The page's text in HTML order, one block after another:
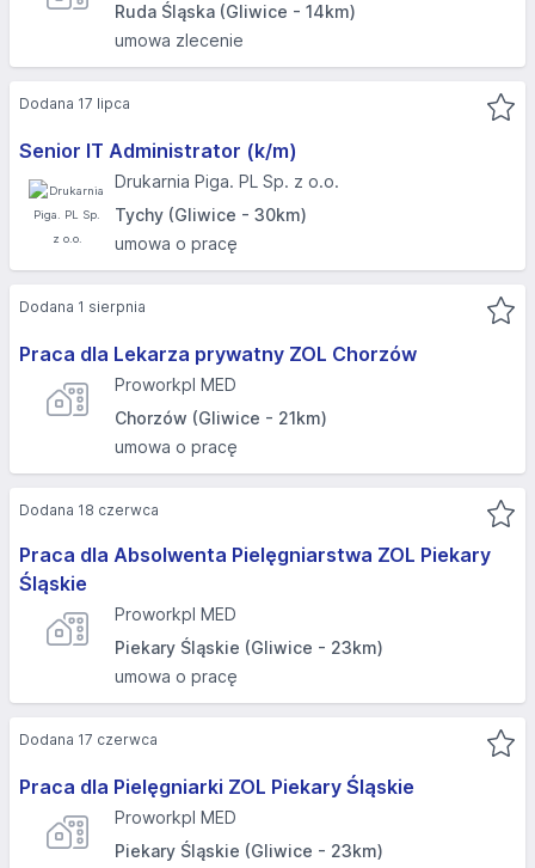
Ruda Śląska (Gliwice - 14km)
umowa zlecenie
Senior IT Administrator (k/m)
Drukarnia Piga. PL Sp. z o.o.
Tychy (Gliwice - 30km)
umowa o pracę
Dodana 17 lipca
Praca dla Lekarza prywatny ZOL Chorzów
Proworkpl MED
Chorzów (Gliwice - 21km)
umowa o pracę
Dodana 1 sierpnia
Praca dla Absolwenta Pielęgniarstwa ZOL Piekary
Śląskie
Proworkpl MED
Piekary Śląskie (Gliwice - 23km)
umowa o pracę
Dodana 18 czerwca
Praca dla Pielęgniarki ZOL Piekary Śląskie
Proworkpl MED
Piekary Śląskie (Gliwice - 23km)
Dodana 17 czerwca